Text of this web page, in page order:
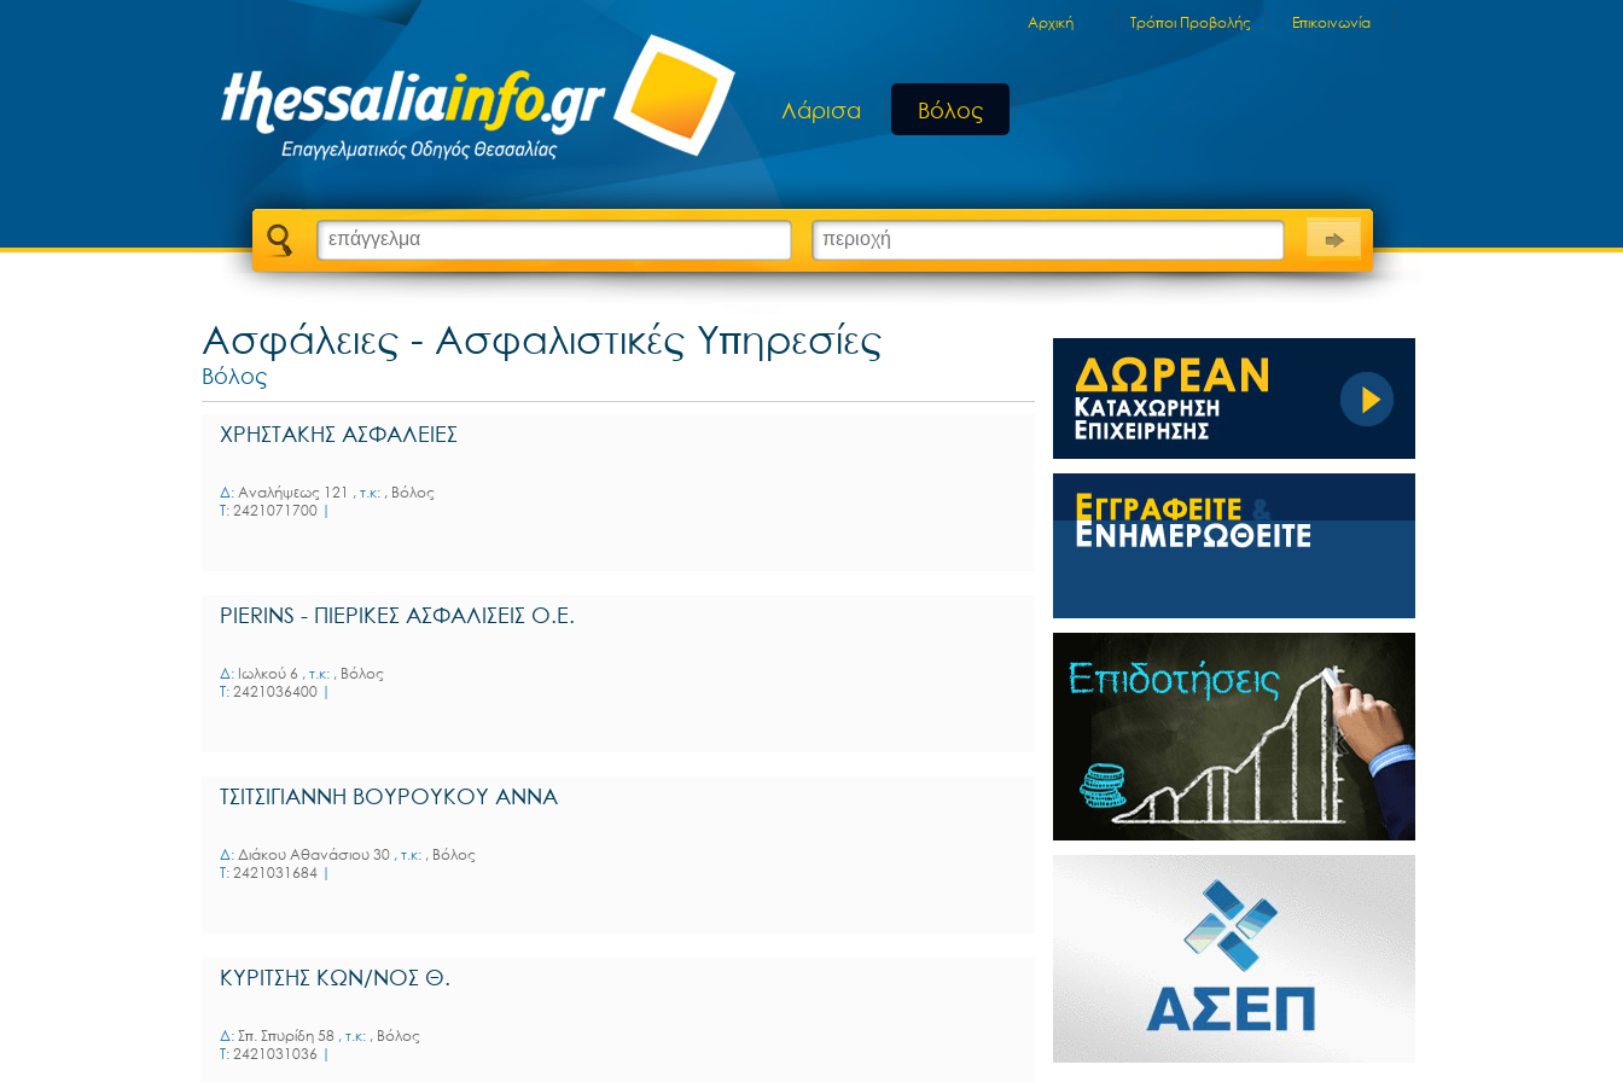
Λάρισα Βόλος
Aρχική Τρόποι Προβολής Επικοινωνία
Ασφάλειες - Ασφαλιστικές Υπηρεσίες
Βόλος
ΧΡΗΣΤΑΚΗΣ ΑΣΦΑΛΕΙΕΣ
Δ: Αναλήψεως 121 , τ.κ: , Βόλος
T: 2421071700 |
PIERINS - ΠΙΕΡΙΚΕΣ ΑΣΦΑΛΙΣΕΙΣ Ο.Ε.
Δ: Ιωλκού 6 , τ.κ: , Βόλος
T: 2421036400 |
ΤΣΙΤΣΙΓΙΑΝΝΗ ΒΟΥΡΟΥΚΟΥ ΑΝΝΑ
Δ: Διάκου Αθανάσιου 30 , τ.κ: , Βόλος
T: 2421031684 |
ΚΥΡΙΤΣΗΣ ΚΩΝ/ΝΟΣ Θ.
Δ: Σπ. Σπυρίδη 58 , τ.κ: , Βόλος
T: 2421031036 |